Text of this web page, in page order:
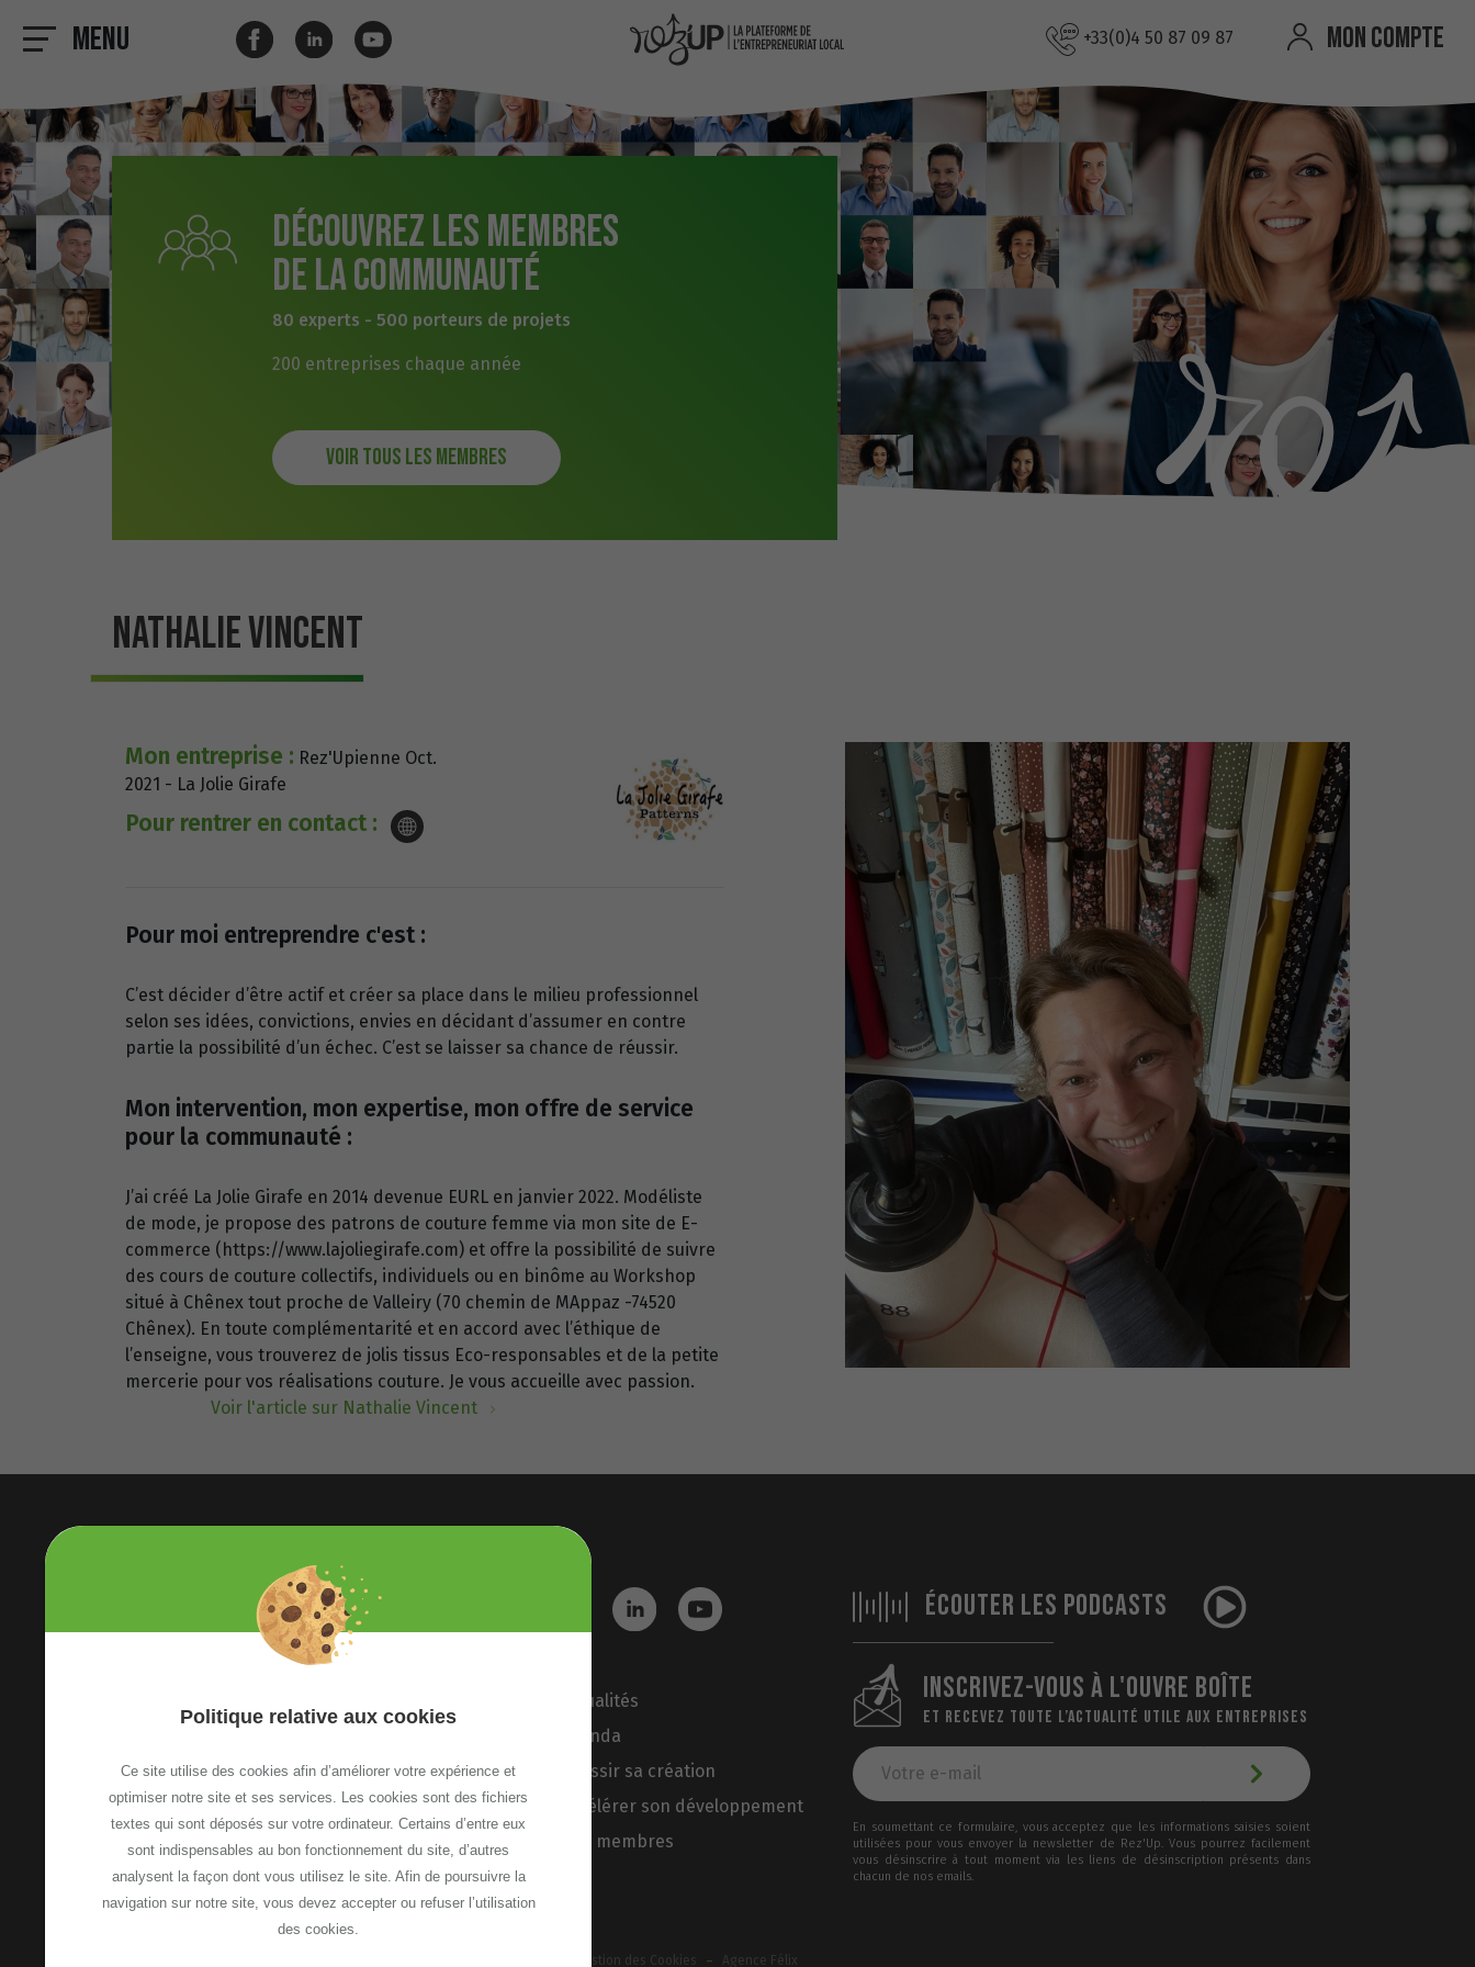
Menu +33(0)4 50 87 09 87 MON COMPTE
Découvrez les membres
de la communauté
80 experts - 500 porteurs de projets
200 entreprises chaque année
Voir tous les membres
NATHALIE VINCENT
Mon entreprise : Rez'Upienne Oct.
2021 - La Jolie Girafe
Pour rentrer en contact :
Pour moi entreprendre c'est :
C’est décider d’être actif et créer sa place dans le milieu professionnel
selon ses idées, convictions, envies en décidant d’assumer en contre
partie la possibilité d’un échec. C’est se laisser sa chance de réussir.
Mon intervention, mon expertise, mon offre de service
pour la communauté :
J’ai créé La Jolie Girafe en 2014 devenue EURL en janvier 2022. Modéliste
de mode, je propose des patrons de couture femme via mon site de E-
commerce (https://www.lajoliegirafe.com) et offre la possibilité de suivre
des cours de couture collectifs, individuels ou en binôme au Workshop
situé à Chênex tout proche de Valleiry (70 chemin de MAppaz -74520
Chênex). En toute complémentarité et en accord avec l’éthique de
l’enseigne, vous trouverez de jolis tissus Eco-responsables et de la petite
mercerie pour vos réalisations couture. Je vous accueille avec passion.
Voir l'article sur Nathalie Vincent
Etoile Annemasse Genève
74100 Annemasse, France
Voir le plan d'accès
NOUS CONTACTER
Actualités
Agenda
Réussir sa création
Accélérer son développement
Nos membres
ÉCOUTER LES PODCASTS
INSCRIVEZ-VOUS À L'OUVRE BOÎTE
ET RECEVEZ TOUTE L’ACTUALITÉ UTILE AUX ENTREPRISES
En soumettant ce formulaire, vous acceptez que les informations saisies soient
utilisées pour vous envoyer la newsletter de Rez'Up. Vous pourrez facilement
vous désinscrire à tout moment via les liens de désinscription présents dans
chacun de nos emails.
Gestion des Cookies - Agence Félix
Politique relative aux cookies
Ce site utilise des cookies afin d’améliorer votre expérience et
optimiser notre site et ses services. Les cookies sont des fichiers
textes qui sont déposés sur votre ordinateur. Certains d’entre eux
sont indispensables au bon fonctionnement du site, d’autres
analysent la façon dont vous utilisez le site. Afin de poursuivre la
navigation sur notre site, vous devez accepter ou refuser l’utilisation
des cookies.